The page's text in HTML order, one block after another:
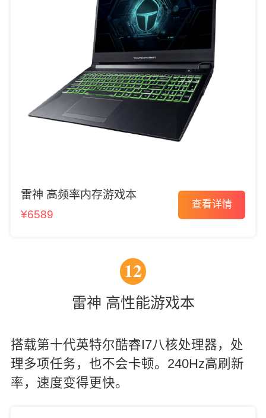
雷神 高频率内存游戏本
¥6589
查看详情
12
雷神 高性能游戏本
搭载第十代英特尔酷睿I7八核处理器，处
理多项任务，也不会卡顿。240Hz高刷新
率，速度变得更快。